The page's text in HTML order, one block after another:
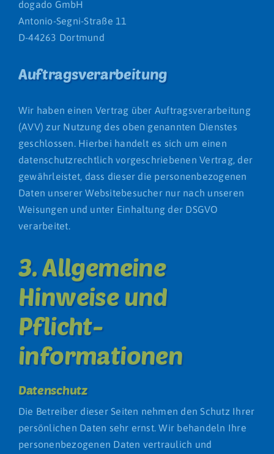
dogado GmbH
Antonio-Segni-Straße 11
D-44263 Dortmund
Auftragsverarbeitung
Wir haben einen Vertrag über Auftragsverarbeitung
(AVV) zur Nutzung des oben genannten Dienstes
geschlossen. Hierbei handelt es sich um einen
datenschutzrechtlich vorgeschriebenen Vertrag, der
gewährleistet, dass dieser die personenbezogenen
Daten unserer Websitebesucher nur nach unseren
Weisungen und unter Einhaltung der DSGVO
verarbeitet.
3. Allgemeine
Hinweise und
Pflicht­
informationen
Datenschutz
Die Betreiber dieser Seiten nehmen den Schutz Ihrer
persönlichen Daten sehr ernst. Wir behandeln Ihre
personenbezogenen Daten vertraulich und